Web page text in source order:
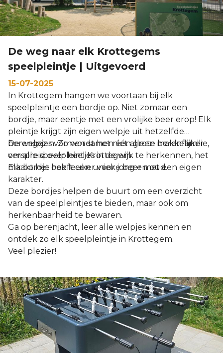
De weg naar elk Krottegems
speelpleintje | Uitgevoerd
15-07-2025
In Krottegem hangen we voortaan bij elk
speelpleintje een bordje op. Niet zomaar een
bordje, maar eentje met een vrolijke beer erop! Elk
pleintje krijgt zijn eigen welpje uit hetzelfde
berengezin. Zo wordt het niet alleen makkelijker
om alle speelpleintjes in de wijk te herkennen, het
maakt het ook leuker voor jong en oud.
De welpjes vormen samen één grote berenfamilie,
verspreid over heel Krottegem.
Elk bordje heeft een unieke beer met een eigen
karakter.
Deze bordjes helpen de buurt om een overzicht
van de speelpleintjes te bieden, maar ook om
herkenbaarheid te bewaren.
Ga op berenjacht, leer alle welpjes kennen en
ontdek zo elk speelpleintje in Krottegem.
Veel plezier!